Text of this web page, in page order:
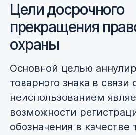
Цели досрочного
прекращения
охраны
Основной целью
товарного знака в связи
неиспользованием
возможности
обозначения в качестве